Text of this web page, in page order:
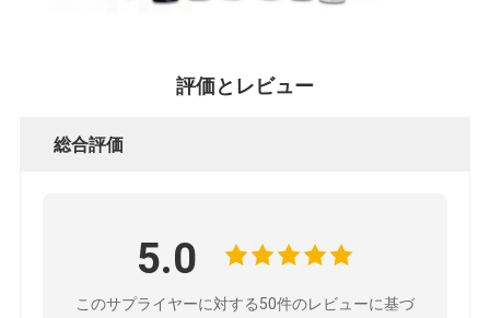
評価とレビュー
総合評価
5.0
このサプライヤーに対する50件のレビューに基づ